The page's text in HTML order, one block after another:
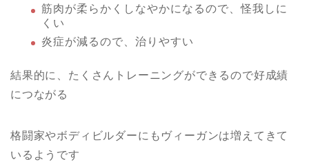
筋肉が柔らかくしなやかになるので、怪我しに
くい
炎症が減るので、治りやすい
結果的に、たくさんトレーニングができるので好成績
につながる
格闘家やボディビルダーにもヴィーガンは増えてきて
いるようです